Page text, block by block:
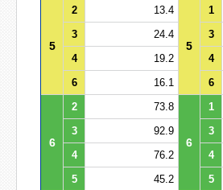
5
2 13.4
5
1
3
24.4 3
4
19.2 4
6
16.1 6
6
2 73.8
6
1
3
92.9 3
4
76.2 4
5
45.2 5